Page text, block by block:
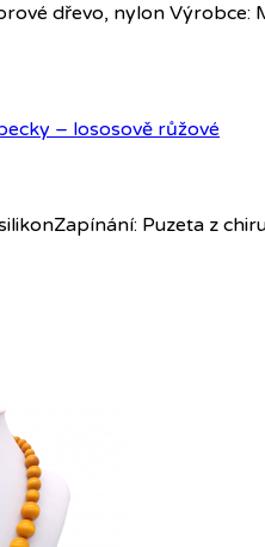
dřevo, nylon Výrobce:
Puzeta z